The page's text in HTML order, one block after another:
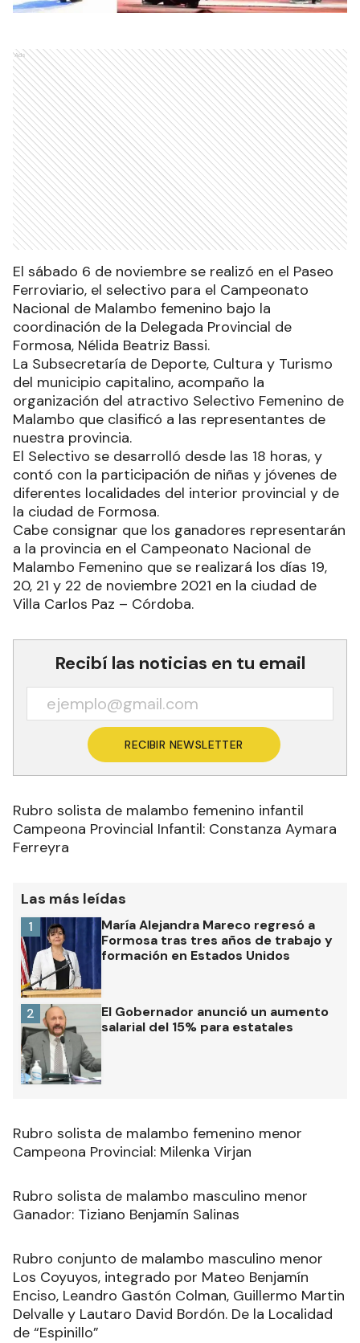
Ads
El sábado 6 de noviembre se realizó en el Paseo
Ferroviario, el selectivo para el Campeonato
Nacional de Malambo femenino bajo la
coordinación de la Delegada Provincial de
Formosa, Nélida Beatriz Bassi.
La Subsecretaría de Deporte, Cultura y Turismo
del municipio capitalino, acompaño la
organización del atractivo Selectivo Femenino de
Malambo que clasificó a las representantes de
nuestra provincia.
El Selectivo se desarrolló desde las 18 horas, y
contó con la participación de niñas y jóvenes de
diferentes localidades del interior provincial y de
la ciudad de Formosa.
Cabe consignar que los ganadores representarán
a la provincia en el Campeonato Nacional de
Malambo Femenino que se realizará los días 19,
20, 21 y 22 de noviembre 2021 en la ciudad de
Villa Carlos Paz – Córdoba.
Recibí las noticias en tu email
RECIBIR NEWSLETTER
Rubro solista de malambo femenino infantil
Campeona Provincial Infantil: Constanza Aymara
Ferreyra
Las más leídas
María Alejandra Mareco regresó a
Formosa tras tres años de trabajo y
formación en Estados Unidos
1
El Gobernador anunció un aumento
salarial del 15% para estatales
2
Rubro solista de malambo femenino menor
Campeona Provincial: Milenka Virjan
Rubro solista de malambo masculino menor
Ganador: Tiziano Benjamín Salinas
Rubro conjunto de malambo masculino menor
Los Coyuyos, integrado por Mateo Benjamín
Enciso, Leandro Gastón Colman, Guillermo Martin
Delvalle y Lautaro David Bordón. De la Localidad
de “Espinillo”